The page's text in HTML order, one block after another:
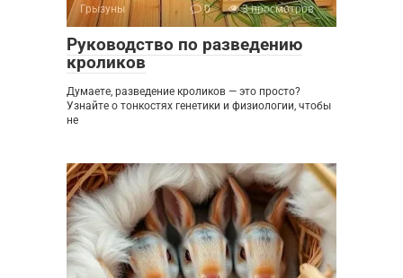
Грызуны 0 3 просмотров
Руководство по разведению
кроликов
Думаете, разведение кроликов — это просто?
Узнайте о тонкостях генетики и физиологии, чтобы
не